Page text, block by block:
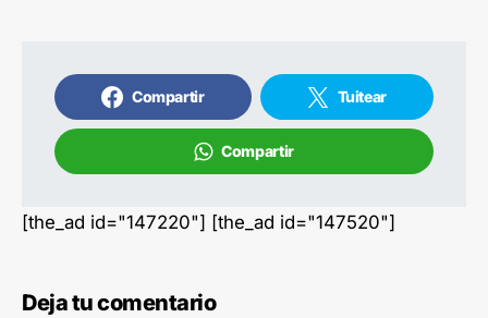
Compartir Tuitear
Compartir
[the_ad id="147220"] [the_ad id="147520"]
Deja tu comentario